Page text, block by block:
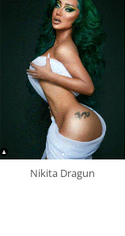
Nikita Dragun